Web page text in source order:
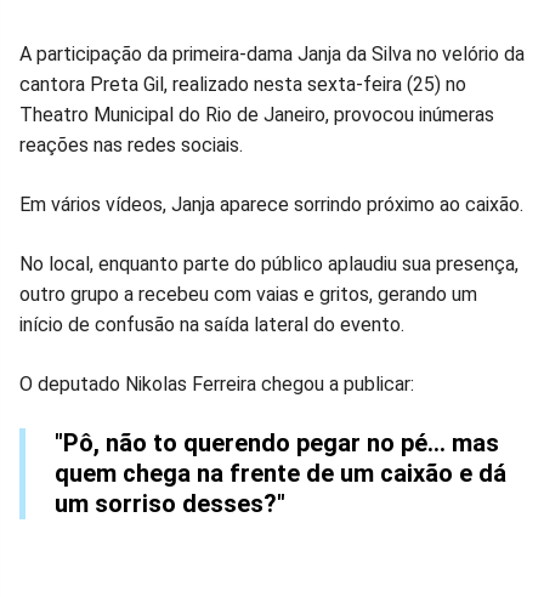
Compartilhar
no
Compartilhar
no
Compartilhar
no
Compartilhar
no
Compartilhar
no
no
A participação da primeira-dama Janja da Silva no velório da
cantora Preta Gil, realizado nesta sexta-feira (25) no
Theatro Municipal do Rio de Janeiro, provocou inúmeras
reações nas redes sociais.
Em vários vídeos, Janja aparece sorrindo próximo ao caixão.
No local, enquanto parte do público aplaudiu sua presença,
outro grupo a recebeu com vaias e gritos, gerando um
início de confusão na saída lateral do evento.
O deputado Nikolas Ferreira chegou a publicar:
"Pô, não to querendo pegar no pé… mas
quem chega na frente de um caixão e dá
um sorriso desses?"